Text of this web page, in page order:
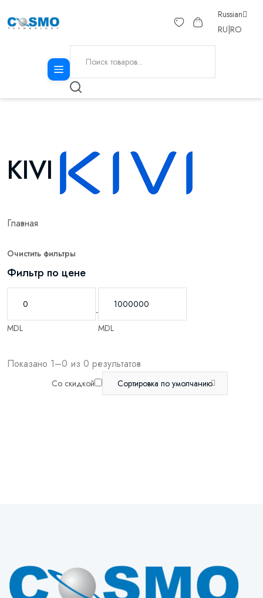
Russian
RU RO
KIVI
Главная
Очистить фильтры
Фильтр по цене
MDL
-
MDL
Показано 1–0 из 0 результатов
Со скидкой Сортировка по умолчанию